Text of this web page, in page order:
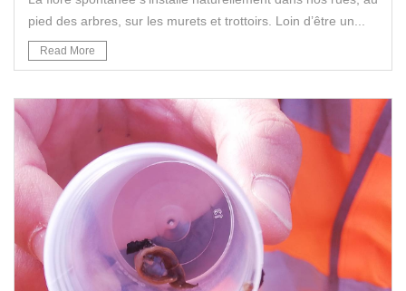
pied des arbres, sur les murets et trottoirs. Loin d’être un...
Read More